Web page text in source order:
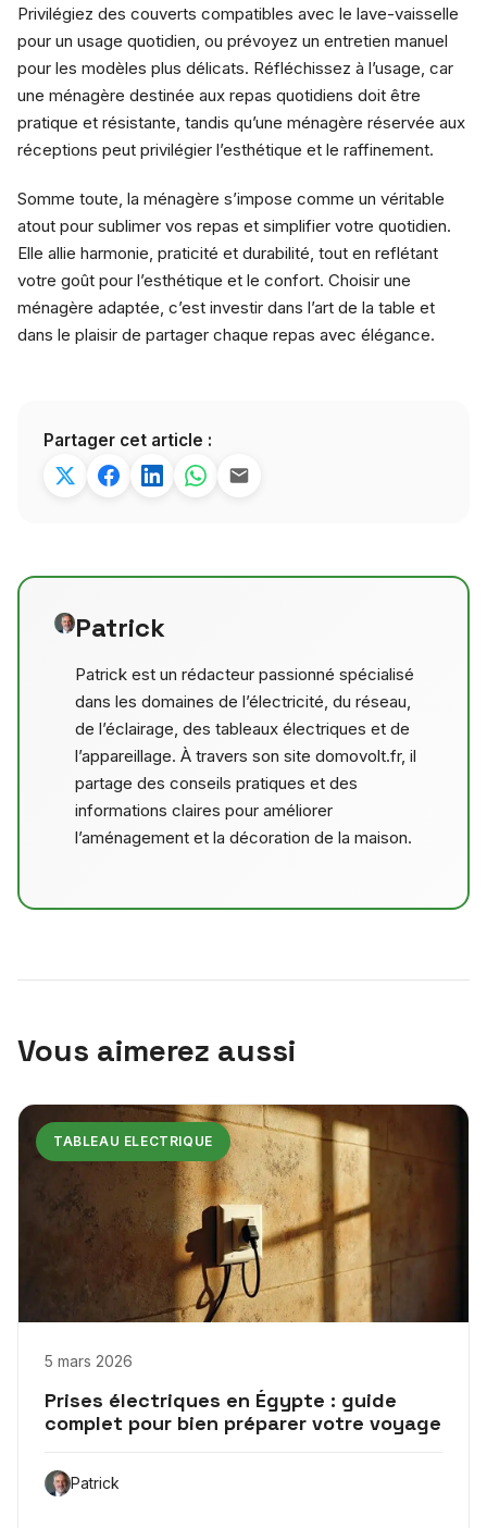
Privilégiez des couverts compatibles avec le lave-vaisselle
pour un usage quotidien, ou prévoyez un entretien manuel
pour les modèles plus délicats. Réfléchissez à l’usage, car
une ménagère destinée aux repas quotidiens doit être
pratique et résistante, tandis qu’une ménagère réservée aux
réceptions peut privilégier l’esthétique et le raffinement.
Somme toute, la ménagère s’impose comme un véritable
atout pour sublimer vos repas et simplifier votre quotidien.
Elle allie harmonie, praticité et durabilité, tout en reflétant
votre goût pour l’esthétique et le confort. Choisir une
ménagère adaptée, c’est investir dans l’art de la table et
dans le plaisir de partager chaque repas avec élégance.
Partager cet article :
Patrick
Patrick est un rédacteur passionné spécialisé
dans les domaines de l’électricité, du réseau,
de l’éclairage, des tableaux électriques et de
l’appareillage. À travers son site domovolt.fr, il
partage des conseils pratiques et des
informations claires pour améliorer
l’aménagement et la décoration de la maison.
Vous aimerez aussi
TABLEAU ELECTRIQUE
5 mars 2026
Prises électriques en Égypte : guide
complet pour bien préparer votre voyage
Patrick